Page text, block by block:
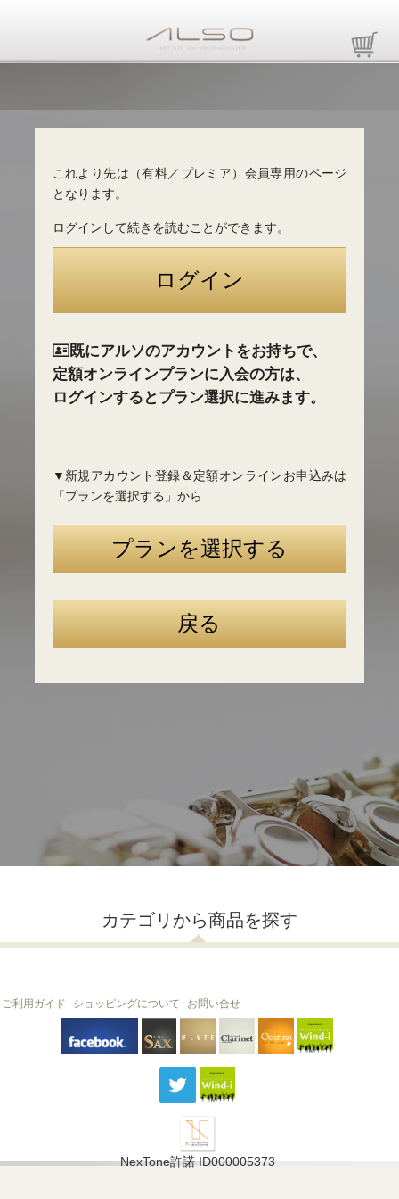
これより先は（有料／プレミア）会員専用のページ
となります。
ログインして続きを読むことができます。
既にアルソのアカウントをお持ちで、
定額オンラインプランに入会の方は、
ログインするとプラン選択に進みます。
▼新規アカウント登録＆定額オンラインお申込みは
「プランを選択する」から
カテゴリから商品を探す
THE SAX The Clarinet
Ocarina
ご利用ガイド ショッピングについて お問い合せ
NexTone許諾 ID000005373